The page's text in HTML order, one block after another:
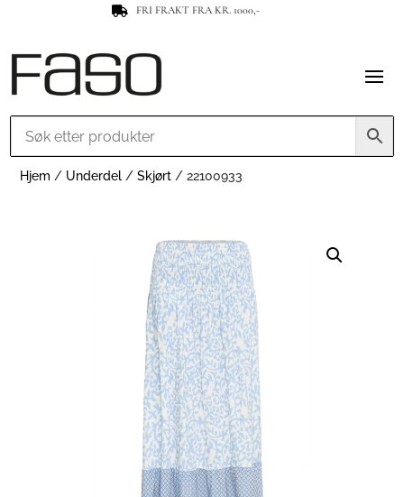
 FRI FRAKT FRA KR. 1000,-
Hjem / Underdel /Skjørt / 22100933